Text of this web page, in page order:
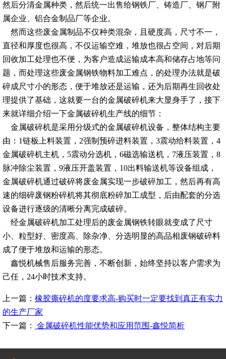
然后分清金属种类，然后统一出售给钢铁厂、铸造厂、钢厂附
属企业、铝合金制品厂等企业。
然而这些废金属制品不仅种类混杂，且硬度高，尺寸不一，
直径和厚度也很高，不仅运输空难，堆放也很占空间，对后期
回收加工处理也不便，为客户造成运输成本高和储存占地等问
题，而处理这些废金属钢铁物料加工难点，的处理办法就是破
碎成尺寸小的形态，便于堆放还是运输，还为后期再生回收处
理提供了基础，这就要一台的金属破碎机来大显身手了，接下
来就详细介绍一下金属破碎机生产线的细节：
金属破碎机是采用分级式的金属破碎机设备，整体结构主要
由：1链板上料装置，2强制预碎进料装置，3震动给料装置，4
金属破碎机主机，5震动分选机，6磁选输送机，7液压装置，8
脉冲除尘装置，9液压开盖装置，10出料输送机等设备组成，
金属破碎机通过破碎将废金属实现一步破碎加工，然后再有高
速的细碎废钢粉碎机将其彻底粉碎加工成型，后由配套的分选
设备进行逐级的清晰分离完成破碎。
经金属破碎机加工处理后的废金属钢铁转眼就变成了尺寸
小、粒型好、密度高、除杂净、分选明显的高品相废钢破碎料
成了便于堆放和运输的形态。
鑫悦机械售后服务完善，不断创新，始终坚持以客户需求为
己任，24小时技术支持。
上一篇： 橡胶撕碎机的度要求高-购买时一定要找到真正有实力
的生产厂家
下一篇：
金属破碎机性能优势和应用范围-鑫悦简析